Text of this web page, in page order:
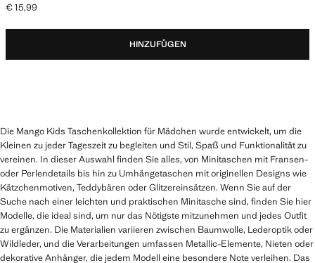
Aktueller Preis [€ 15,99 ]
€ 15,99
HINZUFÜGEN
Die Mango Kids Taschenkollektion für Mädchen wurde entwickelt, um die
Kleinen zu jeder Tageszeit zu begleiten und Stil, Spaß und Funktionalität zu
vereinen. In dieser Auswahl finden Sie alles, von Minitaschen mit Fransen-
oder Perlendetails bis hin zu Umhängetaschen mit originellen Designs wie
Kätzchenmotiven, Teddybären oder Glitzereinsätzen. Wenn Sie auf der
Suche nach einer leichten und praktischen Minitasche sind, finden Sie hier
Modelle, die ideal sind, um nur das Nötigste mitzunehmen und jedes Outfit
zu ergänzen. Die Materialien variieren zwischen Baumwolle, Lederoptik oder
Wildleder, und die Verarbeitungen umfassen Metallic-Elemente, Nieten oder
dekorative Anhänger, die jedem Modell eine besondere Note verleihen. Das